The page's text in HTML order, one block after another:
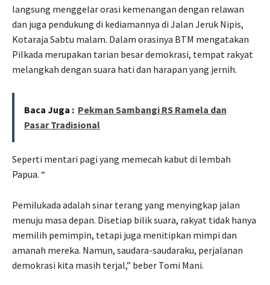
langsung menggelar orasi kemenangan dengan relawan
dan juga pendukung di kediamannya di Jalan Jeruk Nipis,
Kotaraja Sabtu malam. Dalam orasinya BTM mengatakan
Pilkada merupakan tarian besar demokrasi, tempat rakyat
melangkah dengan suara hati dan harapan yang jernih.
Baca Juga : Pekman Sambangi RS Ramela dan
Pasar Tradisional
Seperti mentari pagi yang memecah kabut di lembah
Papua. “
Pemilukada adalah sinar terang yang menyingkap jalan
menuju masa depan. Disetiap bilik suara, rakyat tidak hanya
memilih pemimpin, tetapi juga menitipkan mimpi dan
amanah mereka. Namun, saudara-saudaraku, perjalanan
demokrasi kita masih terjal,” beber Tomi Mani.